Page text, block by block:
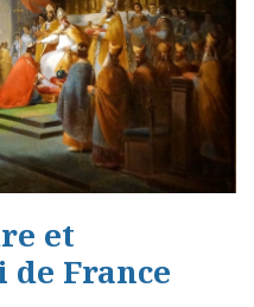
et
de France